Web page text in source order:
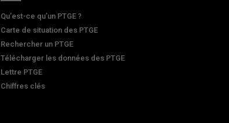
Qu’est-ce qu’un PTGE ?
Carte de situation des PTGE
Rechercher un PTGE
Télécharger les données des PTGE
Lettre PTGE
Chiffres clés